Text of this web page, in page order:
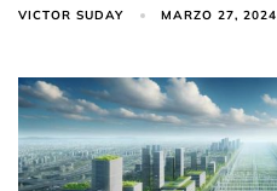
VICTOR SUDAY MARZO 27, 2024